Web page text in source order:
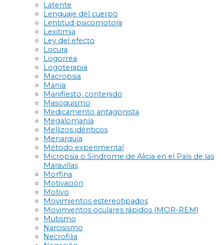
Latente
Lenguaje del cuerpo
Lentitud psicomotora
Lexitimia
Ley del efecto
Locura
Logorrea
Logoterapia
Macropsia
Manía
Manifiesto, contenido
Masoquismo
Medicamento antagonista
Megalomanía
Mellizos idénticos
Menarquía
Método experimental
Micropsia o Síndrome de Alicia en el País de las
Maravillas
Morfina
Motivación
Motivo
Movimientos estereotipados
Movimientos oculares rápidos (MOR-REM)
Mutismo
Narcisismo
Necrofilia